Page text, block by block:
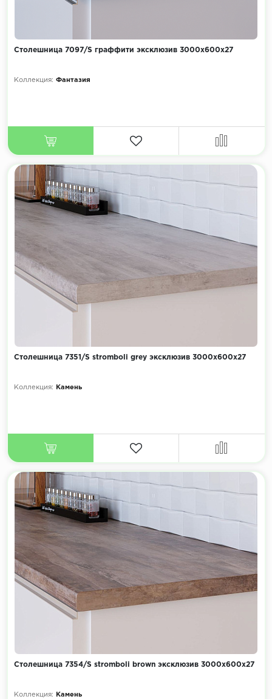
Столешница 7097/S граффити эксклюзив 3000х600х27
Коллекция: Фантазия
Столешница 7351/S stromboli grey эксклюзив 3000х600х27
Коллекция: Камень
Столешница 7354/S stromboli brown эксклюзив 3000х600х27
Коллекция: Камень